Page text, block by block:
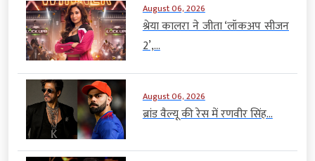
August 06, 2026
श्रेया कालरा ने जीता ‘लॉकअप सीजन
2’,...
August 06, 2026
ब्रांड वैल्यू की रेस में रणवीर सिंह...